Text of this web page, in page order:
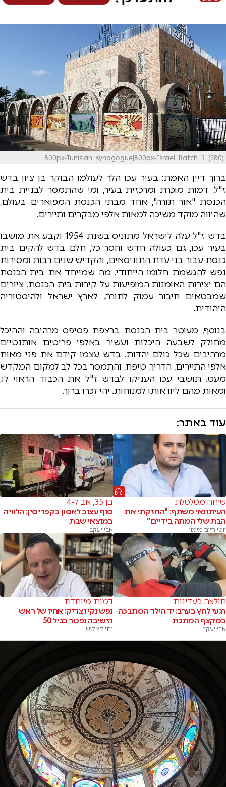
800px-Tunisian_synagogue|800px-Israel_Batch_3_(280)
ברוך דיין האמת: בעיר עכו הלך לעולמו הבוקר בן ציון בדש
ז"ל, דמות מוכרת ומרכזית בעיר, ומי שהתמסר לבניית בית
הכנסת "אור תורה", אחד מבתי הכנסת המפוארים בעולם,
שהיווה מוקד משיכה למאות אלפי מבקרים ותיירים.
בדש ז"ל עלה לישראל מתוניס בשנת 1954 וקבע את מושבו
בעיר עכו, גם כעולה חדש וחסר כל, חלם בדש להקים בית
כנסת עבור בני עדת התוניסאים, והקדיש שנים רבות ומסירות
נפש להגשמת חלומו הייחודי. מה שמייחד את בית הכנסת
הם יצירות האומנות המופיעות על קירות בית הכנסת, ציורים
שמבטאים חיבור עמוק לתורה, לארץ ישראל ולהיסטוריה
היהודית.
בנוסף, מעוטר בית הכנסת ברצפת פסיפס מרהיבה וההיכל
מחולק לשבעה היכלות ועשיר באלפי פריטים אותנטיים
מרהיבים שכל כולם יהדות. בדש עצמו קידם את פני מאות
אלפי התיירים, הדריך, טיפח, והתמסר בכל לב למקום המקדש
מעט. תושבי עכו העניקו לבדש ז"ל את הכבוד הראוי לו,
ומאות מהם ליוו אותו למנוחות. יהי זכרו ברוך.
עוד באתר:
שיחה מטלטלת
העיתונאי משתף: "החזקתי את
הבת שלי המתה בידיים"
יוסי חיים מימון
בן 35, אב ל-4
סוף עצוב לאסון בקפריסין: הלוויה
במוצאי שבת
אבי יעקב
חולצה בעדינות
רגעי לחץ בערב: יד הילד הסתבכה
במקצף המתכת
אבי יעקב
דמות מיוחדת
נפש נקי וצדיק: אחיו של ראש
הישיבה נפטר בגיל 50
נתי קאליש